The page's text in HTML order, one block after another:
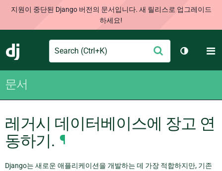
지원이 중단된 Django 버전의 문서입니다. 새 릴리스로 업그레이드
하세요!
Django
Search
출
테마 토
문서
레거시 데이터베이스에 장고 연
동하기. ¶
Django는 새로운 애플리케이션을 개발하는 데 가장 적합하지만, 기존